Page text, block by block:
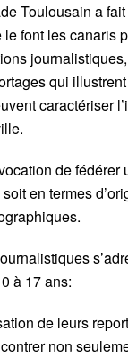
Toulousain a
font les canaris
qui
caractériser
de fédérer
en termes
à 17 ans:
de leurs
non